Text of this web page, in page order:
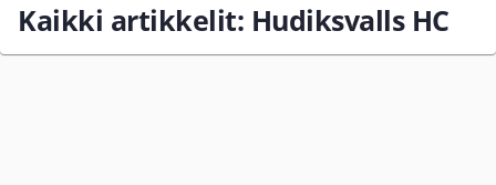
Kaikki artikkelit: Hudiksvalls HC